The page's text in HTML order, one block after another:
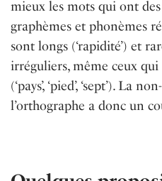
mieux les mots qui ont
graphèmes et phonèmes
sont longs (‘rapidité’) et
irréguliers, même ceux
(‘pays’, ‘pied’, ‘sept’). La
l’orthographe a donc un